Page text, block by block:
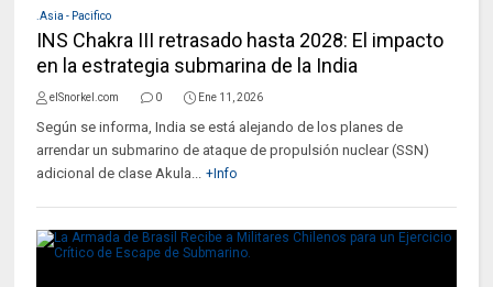
.Asia - Pacifico
INS Chakra III retrasado hasta 2028: El impacto
en la estrategia submarina de la India
elSnorkel.com 0 Ene 11, 2026
Según se informa, India se está alejando de los planes de
arrendar un submarino de ataque de propulsión nuclear (SSN)
adicional de clase Akula... +Info